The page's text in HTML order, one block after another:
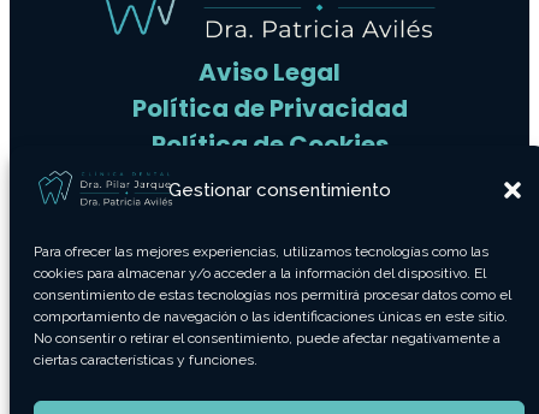
Gestionar consentimiento
Para ofrecer las mejores experiencias, utilizamos tecnologías como las
cookies para almacenar y/o acceder a la información del dispositivo. El
consentimiento de estas tecnologías nos permitirá procesar datos como el
comportamiento de navegación o las identificaciones únicas en este sitio.
No consentir o retirar el consentimiento, puede afectar negativamente a
ciertas características y funciones.
Aviso Legal
Política de Privacidad
Política de Cookies
f ◎
©2026Clínica Dental Pilar Jarque. Todos los derechos
reservados.